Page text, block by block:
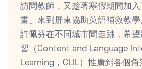
訪問教師，又趁著寒假期間加
畫」來到屏東協助英語補救教學
許佩芬在不同城市間走跳，希
習（Content and Language
Learning，CLIL）推廣到各個